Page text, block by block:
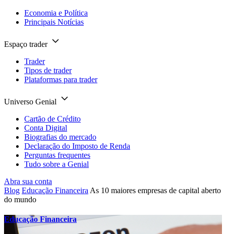
Economia e Política
Principais Notícias
Espaço trader
Trader
Tipos de trader
Plataformas para trader
Universo Genial
Cartão de Crédito
Conta Digital
Biografias do mercado
Declaração do Imposto de Renda
Perguntas frequentes
Tudo sobre a Genial
Abra sua conta
Blog Educação Financeira As 10 maiores empresas de capital aberto
do mundo
Educação Financeira